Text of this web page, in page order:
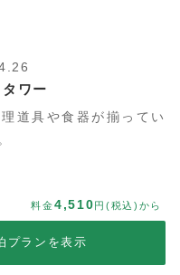
ワー
道具や食器が揃ってい
料金4,510円(税込)から
プランを表示